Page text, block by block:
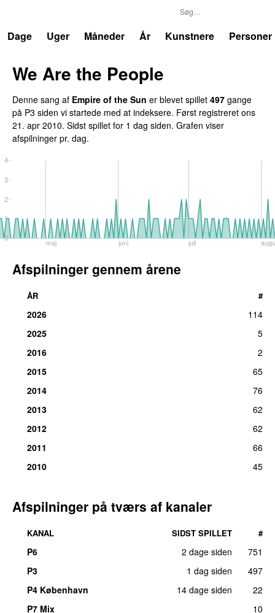
Dage
Uger Måneder År Kunstnere Personer
We Are the People
Denne sang af Empire of the Sun er blevet spillet 497 gange
på P3 siden vi startede med at indeksere. Først registreret ons
21. apr 2010. Sidst spillet for 1 dag siden. Grafen viser
afspilninger pr. dag.
maj juni juli
0
1
2
3
4
Afspilninger gennem årene
ÅR #
2026
114
2025
5
2016
2
2015
65
2014
76
2013
62
2012
62
2011
66
2010
45
Afspilninger på tværs af kanaler
KANAL SIDST SPILLET #
P6 2 dage siden
751
P3
1 dag siden
497
P4 København
14 dage siden
22
P7 Mix
10